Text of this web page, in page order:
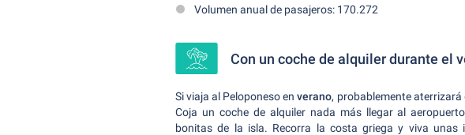
Volumen anual de pasajeros: 170.272
Con un coche de alquiler durante el
Si viaja al Peloponeso enverano, probablemente aterrizará
Coja un coche de alquiler nada más llegar al
bonitas de la isla. Recorra la costa griega y viva unas